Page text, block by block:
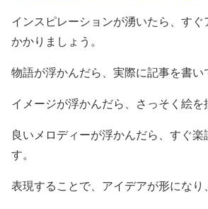
インスピレーションが湧いたら、すぐ
かかりましょう。
物語が浮かんだら、実際に記事を書い
イメージが浮かんだら、さっそく絵を
良いメロディーが浮かんだら、すぐ楽
す。
表現することで、アイデアが形になり